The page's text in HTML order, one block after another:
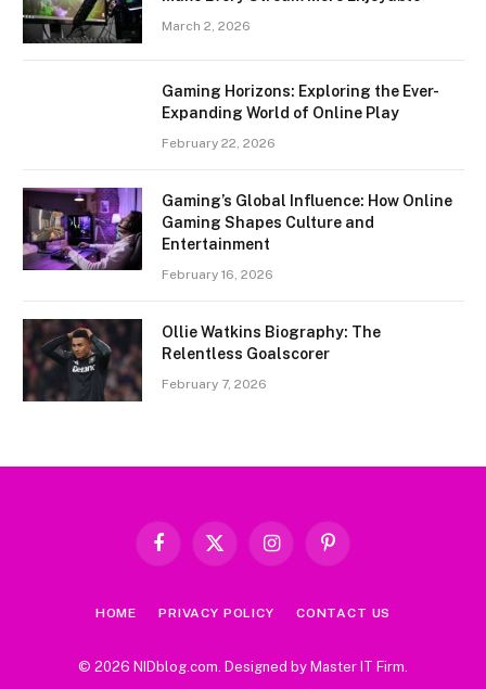
March 2, 2026
Gaming Horizons: Exploring the Ever-
Expanding World of Online Play
February 22, 2026
Gaming’s Global Influence: How Online
Gaming Shapes Culture and
Entertainment
February 16, 2026
Ollie Watkins Biography: The
Relentless Goalscorer
February 7, 2026
Facebook
X
InstagramPinterest
HOME PRIVACY POLICY CONTACT US
© 2026 NIDblog.com. Designed by Master IT Firm.